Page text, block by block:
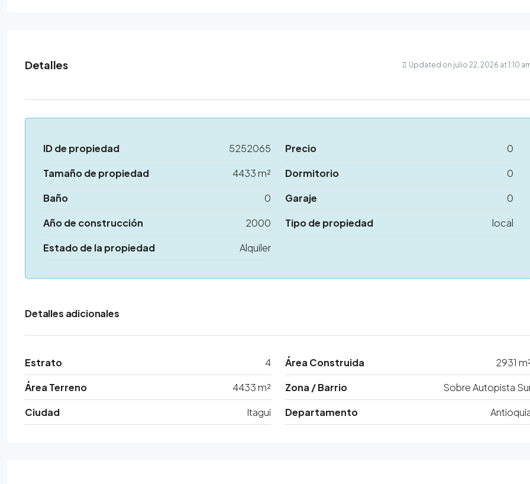
Detalles Updated on julio 22, 2026 at 1:10
ID de propiedad 5252065 Precio
0
Tamaño de propiedad
4433 m² Dormitorio
0
Baño
0 Garaje
0
Año de construcción
2000 Tipo de propiedad
local
Estado de la propiedad
Alquiler
Detalles adicionales
Estrato 4 Área Construida
2931
Área Terreno
4433 m² Zona / Barrio
Sobre Autopista
Ciudad
Itagui Departamento